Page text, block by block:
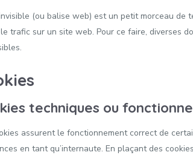
(ou balise web) est un petit morceau de
trafic sur un site web. Pour ce faire, diverses
techniques ou
assurent le fonctionnement correct de
en tant qu’internaute. En plaçant des